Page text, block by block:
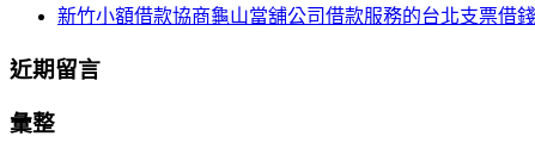
新竹小額借款協商龜山當舖公司借款服務的台北支票借錢
近期留言
彙整